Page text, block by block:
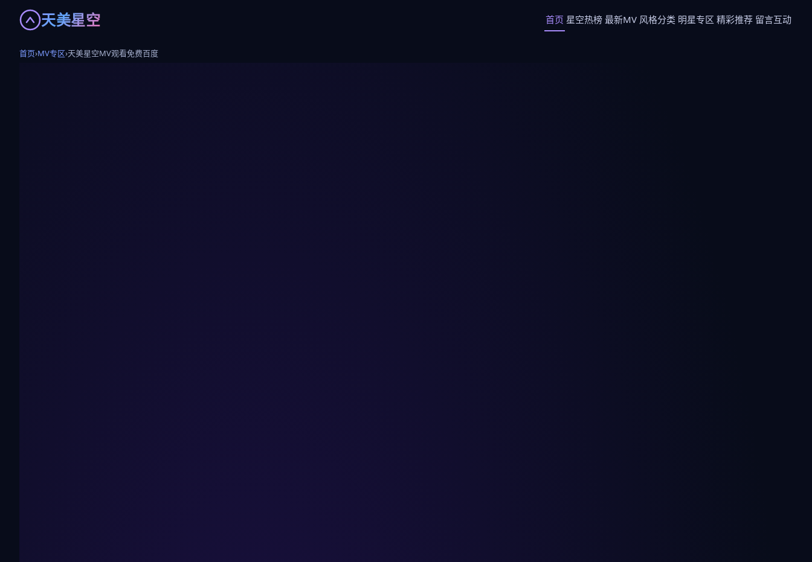
天美星空 首页 星空热榜 最新MV 风格分类 明星专区 精彩推荐 留言互动
首页›MV专区›天美星空MV观看免费百度